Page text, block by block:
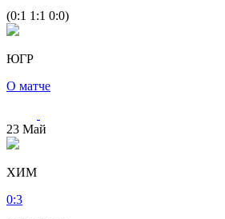
(0:1 1:1 0:0)
ЮГР
О матче
23 Май
ХИМ
0:3